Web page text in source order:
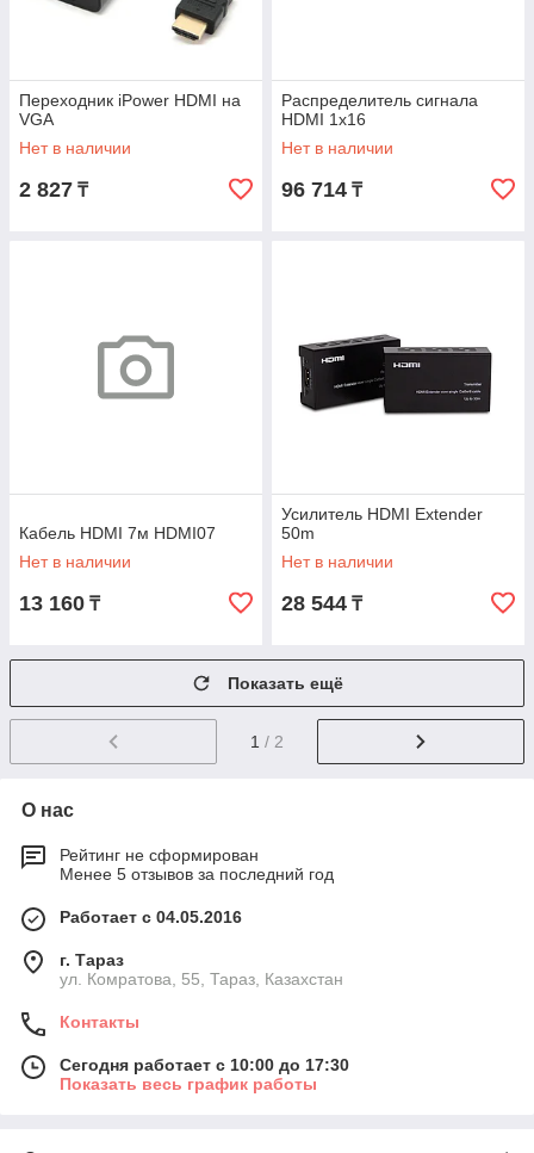
Переходник iPower HDMI на
VGA
Нет в наличии
2 827 ₸
Распределитель сигнала
HDMI 1х16
Нет в наличии
96 714 ₸
Кабель HDMI 7м HDMI07
Нет в наличии
13 160 ₸
Усилитель HDMI Extender
50m
Нет в наличии
28 544 ₸
Показать ещё
1 / 2
О нас
Рейтинг не сформирован
Менее 5 отзывов за последний год
Работает с 04.05.2016
г. Тараз
ул. Комратова, 55, Тараз, Казахстан
Контакты
Сегодня работает с 10:00 до 17:30
Показать весь график работы